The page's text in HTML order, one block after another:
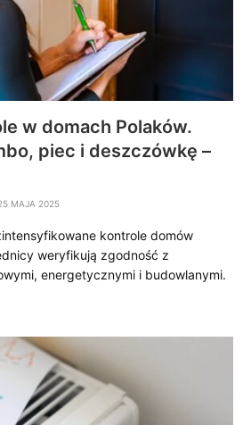
w domach Polaków.
piec i deszczówkę –
MAJA 2025
kontrole domów
weryfikują zgodność z
energetycznymi i budowlanymi.